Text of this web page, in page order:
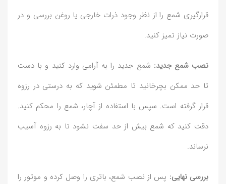
قرارگیری شمع را از نظر وجود ذرات خارجی یا روغن بررسی و در
صورت نیاز تمیز کنید.
نصب شمع جدید: شمع جدید را به آرامی وارد کنید و با دست
تا حد ممکن بچرخانید تا مطمئن شوید که به درستی در رزوه
قرار گرفته است. سپس با استفاده از آچار، شمع را محکم کنید.
دقت کنید که شمع بیش از حد سفت نشود تا به رزوه آسیب
نرساند.
بررسی نهایی: پس از نصب شمع، باتری را وصل کرده و موتور را